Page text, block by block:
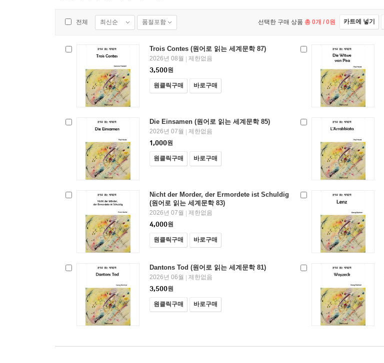
전체 최신순 품절포함 선택한 구매 상품 총 0개 / 0원 카트에 넣기
Trois Contes (원어로 읽는 세계문학 87)
2026년 08월
제한없음
3,500원
원클릭구매 바로구매
Die Einsamen (원어로 읽는 세계문학 85)
2026년 07월
제한없음
1,000원
원클릭구매 바로구매
Nicht der Morder, der Ermordete ist Schuldig
(원어로 읽는 세계문학 83)
2026년 07월
제한없음
4,000원
원클릭구매 바로구매
Dantons Tod (원어로 읽는 세계문학 81)
2026년 06월
제한없음
3,500원
원클릭구매 바로구매